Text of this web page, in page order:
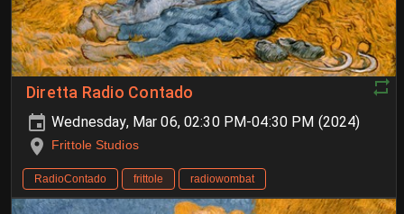
Diretta Radio Contado
Wednesday, Mar 06, 02:30 PM-04:30 PM (2024)
Frittole Studios
RadioContado frittole radiowombat